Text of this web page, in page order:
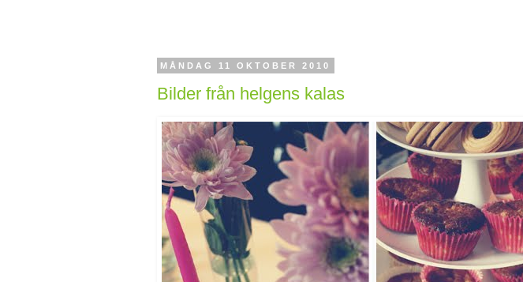
MÅNDAG 11 OKTOBER 2010
Bilder från helgens kalas